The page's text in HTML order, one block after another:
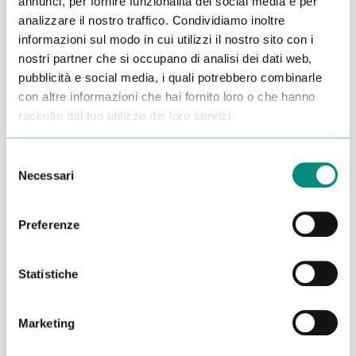
analizzare il nostro traffico. Condividiamo inoltre
informazioni sul modo in cui utilizzi il nostro sito con i
nostri partner che si occupano di analisi dei dati web,
pubblicità e social media, i quali potrebbero combinarle
con altre informazioni che hai fornito loro o che hanno
raccolto dal tuo utilizzo dei loro servizi.
delNecessari
Preferenze
Statistiche
Marketing
Alessandro Alfonsetti
Inserisci i tuoi dati qui, ti ricontatteremo